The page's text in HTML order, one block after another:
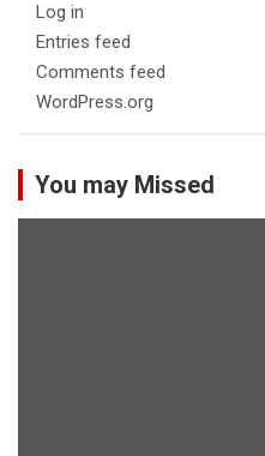
Log in
Entries feed
Comments feed
WordPress.org
You may Missed